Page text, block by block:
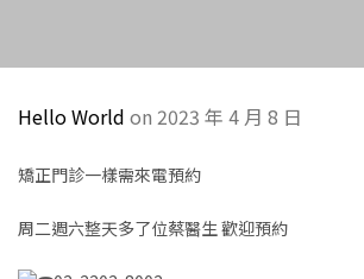
Hello World on 2023 年 4 月 8 日
矯正門診一樣需來電預約
周二週六整天多了位蔡醫生 歡迎預約